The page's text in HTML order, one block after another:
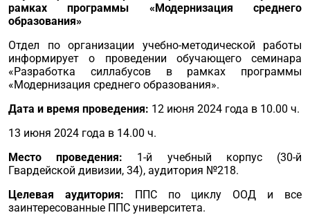
рамках программы «Модернизация среднего
образования»
Отдел по организации учебно-методической работы
информирует о проведении обучающего семинара
«Разработка силлабусов в рамках программы
«Модернизация среднего образования».
Дата и время проведения: 12 июня 2024 года в 10.00 ч.
13 июня 2024 года в 14.00 ч.
Место проведения: 1-й учебный корпус (30-й
Гвардейской дивизии, 34), аудитория №218.
Целевая аудитория: ППС по циклу ООД и все
заинтересованные ППС университета.